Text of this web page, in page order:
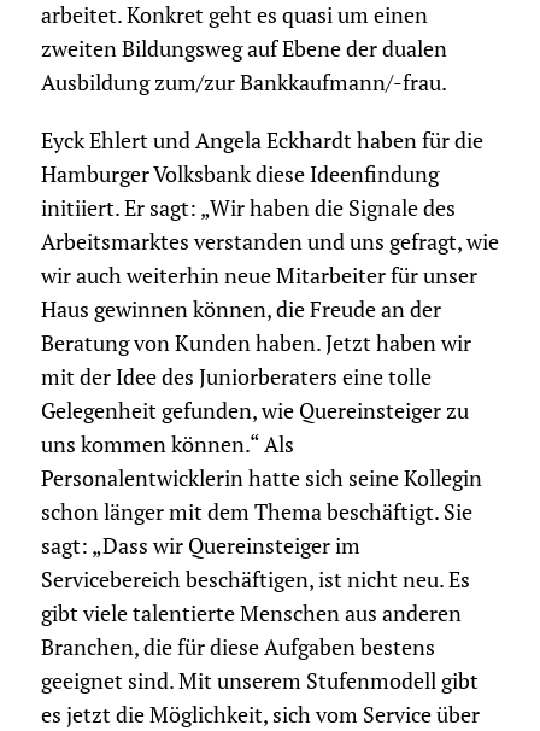
arbeitet. Konkret geht es quasi um einen
zweiten Bildungsweg auf Ebene der dualen
Ausbildung zum/zur Bankkaufmann/-frau.
Eyck Ehlert und Angela Eckhardt haben für die
Hamburger Volksbank diese Ideenfindung
initiiert. Er sagt: „Wir haben die Signale des
Arbeitsmarktes verstanden und uns gefragt, wie
wir auch weiterhin neue Mitarbeiter für unser
Haus gewinnen können, die Freude an der
Beratung von Kunden haben. Jetzt haben wir
mit der Idee des Juniorberaters eine tolle
Gelegenheit gefunden, wie Quereinsteiger zu
uns kommen können.“ Als
Personalentwicklerin hatte sich seine Kollegin
schon länger mit dem Thema beschäftigt. Sie
sagt: „Dass wir Quereinsteiger im
Servicebereich beschäftigen, ist nicht neu. Es
gibt viele talentierte Menschen aus anderen
Branchen, die für diese Aufgaben bestens
geeignet sind. Mit unserem Stufenmodell gibt
es jetzt die Möglichkeit, sich vom Service über